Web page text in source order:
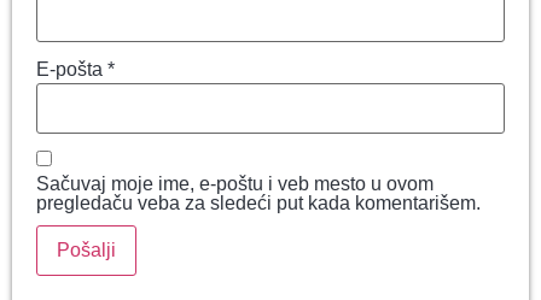
E-pošta *
Sačuvaj moje ime, e-poštu i veb mesto u ovom
pregledaču veba za sledeći put kada komentarišem.